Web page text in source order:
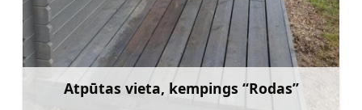
Atpūtas vieta, kempings “Rodas”
Uzzināt vairāk